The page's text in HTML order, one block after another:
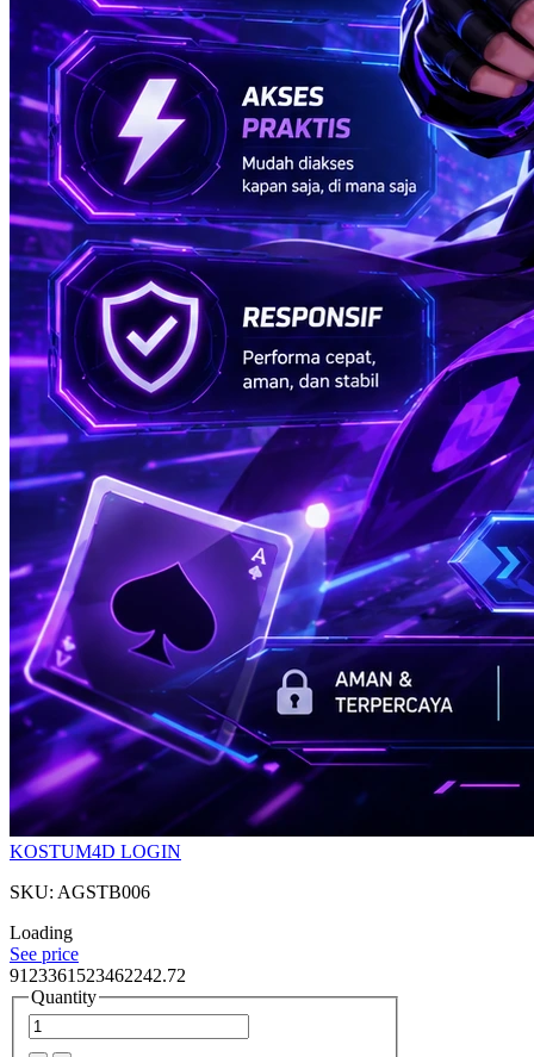
KOSTUM4D LOGIN
SKU: AGSTB006
Loading
See price
9123361523462242.72
Quantity